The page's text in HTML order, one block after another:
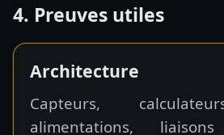
4. Preuves utiles
Architecture
Capteurs,
alimentations,